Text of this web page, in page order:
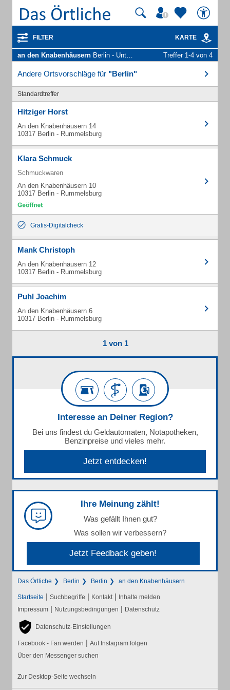
FILTER KARTE
an den Knabenhäusern Berlin - Unternehmen und Personen Treffer 1-4 von 4
Andere Ortsvorschläge für "Berlin"
Standardtreffer
Hitziger Horst
An den Knabenhäusern 14
10317 Berlin - Rummelsburg
Klara Schmuck
Schmuckwaren
An den Knabenhäusern 10
10317 Berlin - Rummelsburg
Gratis-Digitalcheck
Mank Christoph
An den Knabenhäusern 12
10317 Berlin - Rummelsburg
Puhl Joachim
An den Knabenhäusern 6
10317 Berlin - Rummelsburg
1 von 1
Interesse an Deiner Region?
Bei uns findest du Geldautomaten, Notapotheken,
Benzinpreise und vieles mehr.
Jetzt entdecken!
Ihre Meinung zählt!
Was gefällt Ihnen gut?
Was sollen wir verbessern?
Jetzt Feedback geben!
Das Örtliche Berlin Berlin an den Knabenhäusern
Startseite | Suchbegriffe | Kontakt | Inhalte melden
Impressum | Nutzungsbedingungen | Datenschutz
Datenschutz-Einstellungen
Facebook - Fan werden | Auf Instagram folgen
Über den Messenger suchen
Zur Desktop-Seite wechseln